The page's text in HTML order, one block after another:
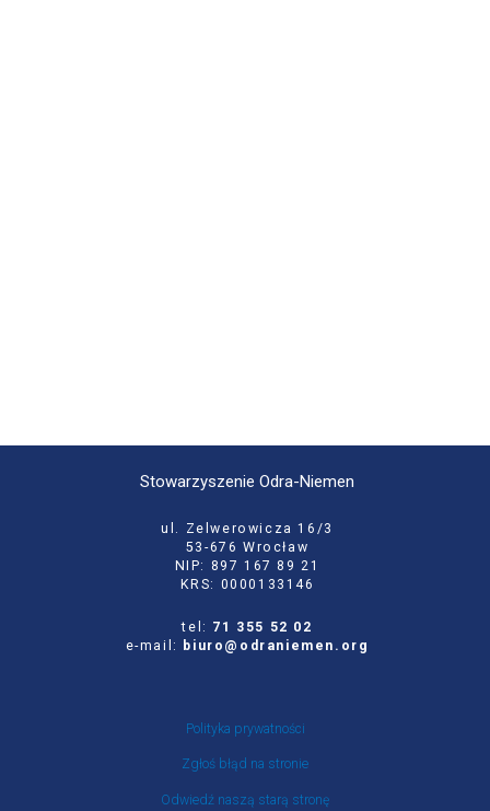
Stowarzyszenie Odra-Niemen
ul. Zelwerowicza 16/3
53-676 Wrocław
NIP: 897 167 89 21
KRS: 0000133146
tel: 71 355 52 02
e-mail:
biuro@odraniemen.org
Polityka prywatności
Zgłoś błąd na stronie
Odwiedź naszą starą stronę